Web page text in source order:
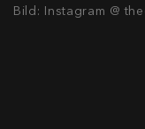
Bild: Instagram @